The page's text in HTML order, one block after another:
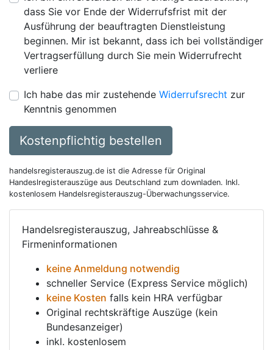
dass Sie vor Ende der Widerrufsfrist mit der
Ausführung der beauftragten Dienstleistung
beginnen. Mir ist bekannt, dass ich bei vollständiger
Vertragserfüllung durch Sie mein Widerrufrecht
verliere
Ich habe das mir zustehende Widerrufsrecht zur
Kenntnis genommen
Kostenpflichtig bestellen
handelsregisterauszug.de ist die Adresse für Original
Handeslregisterauszüge aus Deutschland zum downladen. Inkl.
kostenlosem Handelsregisterauszug-Überwachungsservice.
Handelsregisterauszug, Jahreabschlüsse &
Firmeninformationen
keine Anmeldung notwendig
schneller Service (Express Service möglich)
keine Kosten falls kein HRA verfügbar
Original rechtskräftige Auszüge (kein
Bundesanzeiger)
inkl. kostenlosem